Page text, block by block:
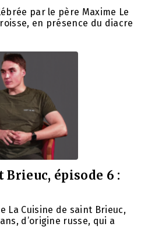
par le père Maxime Le
en présence du diacre
Brieuc, épisode 6 :
La Cuisine de saint Brieuc,
d’origine russe, qui a